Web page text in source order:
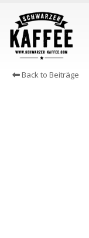
Back to Beiträge